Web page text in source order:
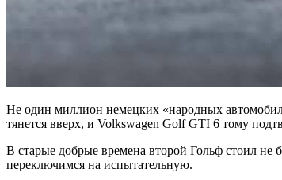
Не один миллион немецких «народных
тянется вверх, и Volkswagen Golf GTI 6 тому
В старые добрые времена второй Гольф стоил
переключимся на испытательную.